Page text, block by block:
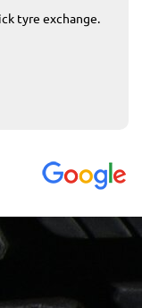
tyre exchange.